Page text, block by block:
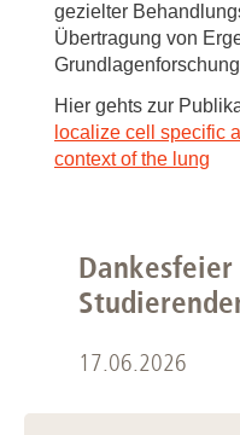
gezielter
Übertragung von
Hier gehts zur
localize cell specific
context of the lung
17.06.2026